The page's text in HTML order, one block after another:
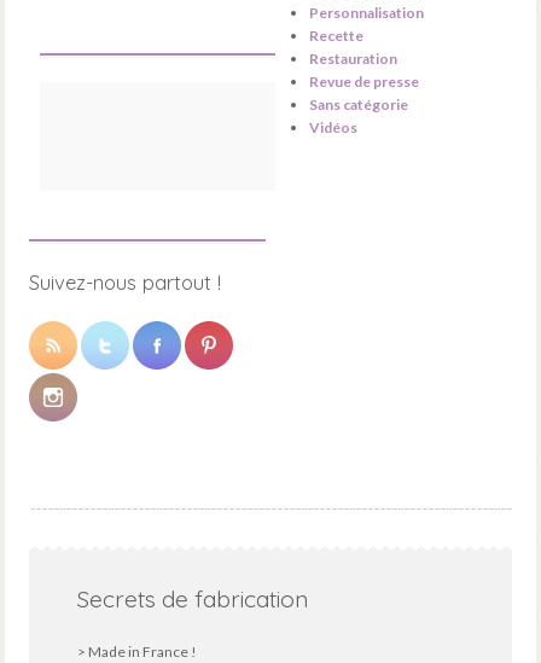
Personnalisation
Recette
Restauration
Revue de presse
Sans catégorie
Vidéos
Suivez-nous partout !
Secrets de fabrication
> Made in France !